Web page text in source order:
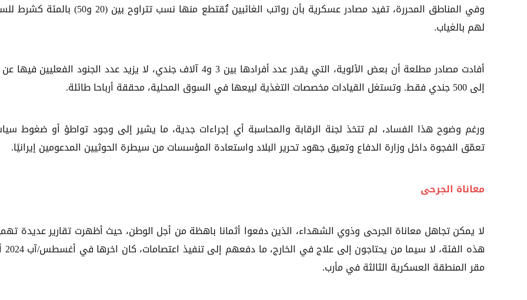
وفي المناطق المحررة، تفيد مصادر عسكرية بأن رواتب الغائبين تُقتطع منها نسب تتراوح بين (20
لهم بالغياب.
إلى 500 جندي فقط. وتستغل القيادات مخصصات التغذية لبيعها في السوق المحلية، محققة أرباحا طائلة.
ورغم وضوح هذا الفساد، لم تتخذ لجنة الرقابة والمحاسبة أي إجراءات جدية، ما يشير إلى وجود تواطؤ أو ضغوط
تعمّق الفجوة داخل وزارة الدفاع وتعيق جهود تحرير البلاد واستعادة المؤسسات من سيطرة الحوثيين المدعومين إيرانيًا.
معاناة الجرحى
لا يمكن تجاهل معاناة الجرحى وذوي الشهداء، الذين دفعوا أثمانا باهظة من أجل الوطن، حيث أظهرت تقارير عديدة
هذه
مقر المنطقة العسكرية الثالثة في مأرب.